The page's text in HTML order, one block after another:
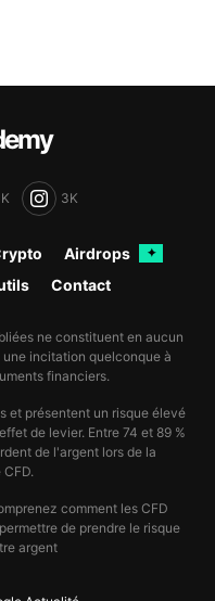
3K
Airdrops ✦
Contact
ne constituent en aucun
incitation quelconque à
financiers.
et présentent un risque élevé
de levier. Entre 74 et 89 %
de l'argent lors de la
comment les CFD
de prendre le risque
argent